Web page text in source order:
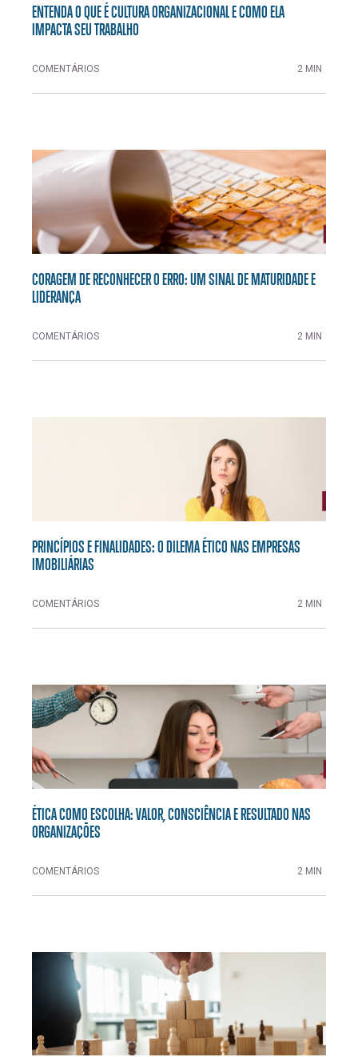
ENTENDA O QUE É CULTURA ORGANIZACIONAL E COMO ELA
IMPACTA SEU TRABALHO
COMENTÁRIOS 2 MIN
CORAGEM DE RECONHECER O ERRO: UM SINAL DE MATURIDADE E
LIDERANÇA
COMENTÁRIOS 2 MIN
PRINCÍPIOS E FINALIDADES: O DILEMA ÉTICO NAS EMPRESAS
IMOBILIÁRIAS
COMENTÁRIOS 2 MIN
ÉTICA COMO ESCOLHA: VALOR, CONSCIÊNCIA E RESULTADO NAS
ORGANIZAÇÕES
COMENTÁRIOS 2 MIN